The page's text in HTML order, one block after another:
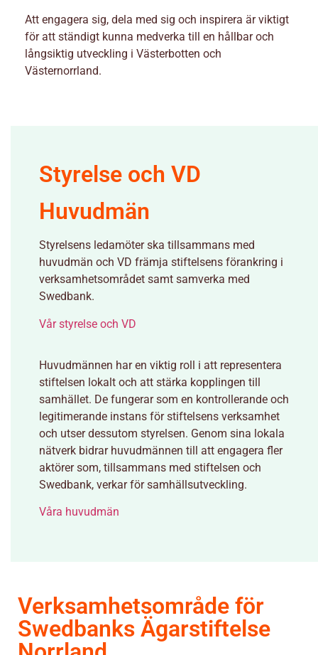
Att engagera sig, dela med sig och inspirera är viktigt
för att ständigt kunna medverka till en hållbar och
långsiktig utveckling i Västerbotten och
Västernorrland.
Styrelse och VD
Huvudmän
Styrelsens ledamöter ska tillsammans med
huvudmän och VD främja stiftelsens förankring i
verksamhetsområdet samt samverka med
Swedbank.
Vår styrelse och VD
Huvudmännen har en viktig roll i att representera
stiftelsen lokalt och att stärka kopplingen till
samhället. De fungerar som en kontrollerande och
legitimerande instans för stiftelsens verksamhet
och utser dessutom styrelsen. Genom sina lokala
nätverk bidrar huvudmännen till att engagera fler
aktörer som, tillsammans med stiftelsen och
Swedbank, verkar för samhällsutveckling.
Våra huvudmän
Verksamhetsområde för
Swedbanks Ägarstiftelse